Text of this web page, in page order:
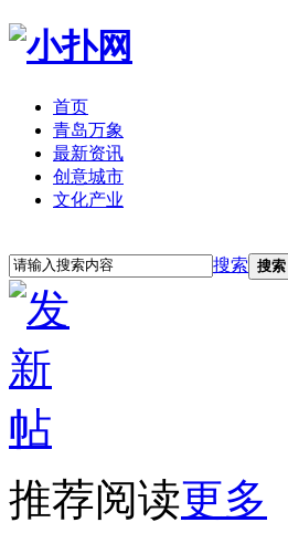
首页
青岛万象
最新资讯
创意城市
文化产业
搜索 搜索
推荐阅读更多